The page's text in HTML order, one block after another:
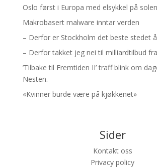
Oslo først i Europa med elsykkel på
Makrobasert malware inntar verden
– Derfor er Stockholm det beste stedet
– Derfor takket jeg nei til milliardtilbud
’Tilbake til Fremtiden II’ traff blink om
Nesten.
«Kvinner burde være på kjøkkenet»
Sider
Kontakt oss
Privacy policy